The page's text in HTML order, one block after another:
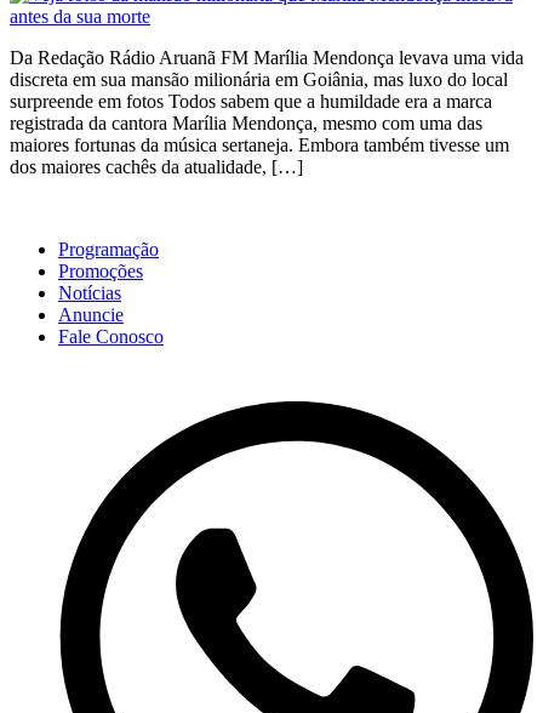
Da Redação Rádio Aruanã FM Marília Mendonça levava uma vida
discreta em sua mansão milionária em Goiânia, mas luxo do local
surpreende em fotos Todos sabem que a humildade era a marca
registrada da cantora Marília Mendonça, mesmo com uma das
maiores fortunas da música sertaneja. Embora também tivesse um
dos maiores cachês da atualidade, […]
Programação
Promoções
Notícias
Anuncie
Fale Conosco